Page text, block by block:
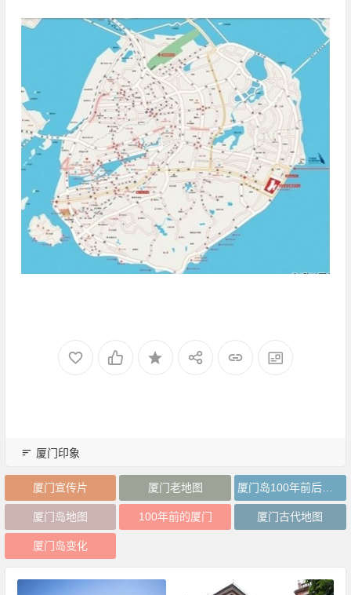
厦门印象
厦门宣传片 厦门老地图 厦门岛100年前后的对比图
厦门岛地图 100年前的厦门 厦门古代地图
厦门岛变化